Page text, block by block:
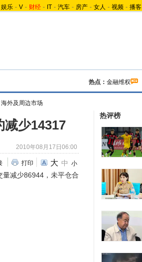
娱乐 - V - 财经 - IT - 汽车 - 房产 - 女人 - 视频 - 播客
热点： 金融维权
海外及周边市场
减少14317
2010年08月17日06:00
打印 大 中 小
减少86944，未平仓合
热评榜